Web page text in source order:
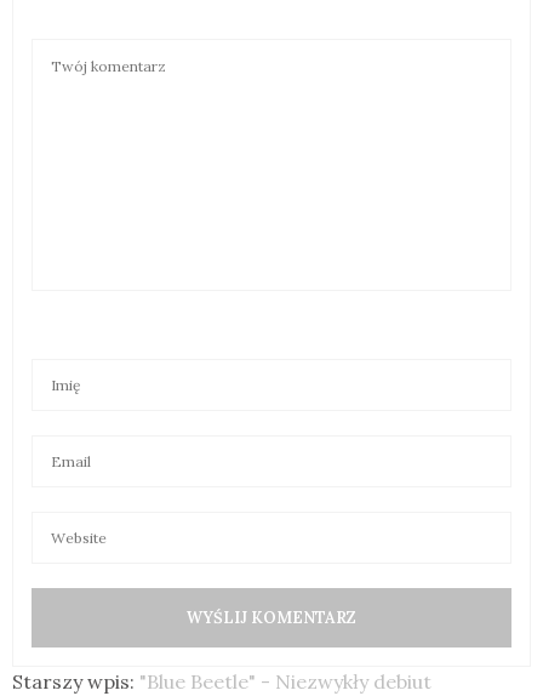
Starszy wpis: "Blue Beetle" - Niezwykły debiut